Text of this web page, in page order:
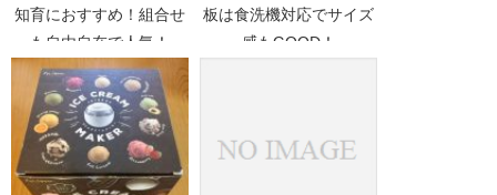
知育におすすめ！組合せ
も自由自在で人気！
板は食洗機対応でサイズ
感もGOOD！